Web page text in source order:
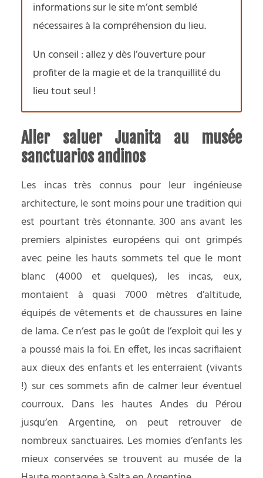
informations sur le site m’ont semblé
nécessaires à la compréhension du lieu.
Un conseil : allez y dès l’ouverture pour
profiter de la magie et de la tranquillité du
lieu tout seul !
Aller saluer Juanita au musée
sanctuarios andinos
Les incas très connus pour leur ingénieuse
architecture, le sont moins pour une tradition qui
est pourtant très étonnante. 300 ans avant les
premiers alpinistes européens qui ont grimpés
avec peine les hauts sommets tel que le mont
blanc (4000 et quelques), les incas, eux,
montaient à quasi 7000 mètres d’altitude,
équipés de vêtements et de chaussures en laine
de lama. Ce n’est pas le goût de l’exploit qui les y
a poussé mais la foi. En effet, les incas sacrifiaient
aux dieux des enfants et les enterraient (vivants
!) sur ces sommets afin de calmer leur éventuel
courroux. Dans les hautes Andes du Pérou
jusqu’en Argentine, on peut retrouver de
nombreux sanctuaires. Les momies d’enfants les
mieux conservées se trouvent au musée de la